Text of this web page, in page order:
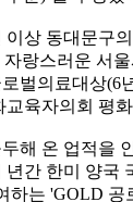
상 동대문구
랑스러운 서
벌의료대상(6
육자의회 평
해 온 업적을
년간 한미 양국
하는 'GOLD 공